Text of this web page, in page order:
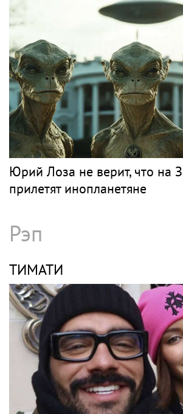
Юрий Лоза не верит, что на
прилетят инопланетяне
Рэп
ТИМАТИ